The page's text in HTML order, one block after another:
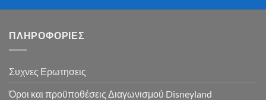
ΠΛΗΡΟΦΟΡΙΕΣ
Συχνες Ερωτησεις
Όροι και προϋποθέσεις Διαγωνισμού Disneyland